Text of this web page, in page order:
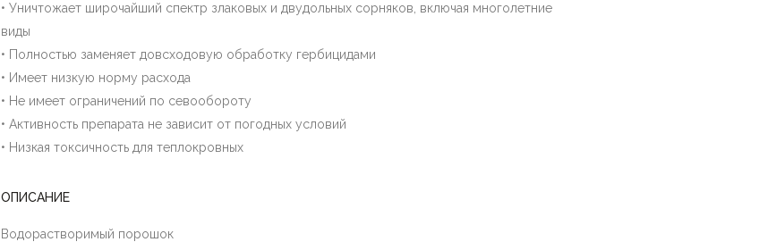
• Уничтожает широчайший спектр злаковых и двудольных сорняков, включая многолетние
виды
• Полностью заменяет довсходовую обработку гербицидами
• Имеет низкую норму расхода
• Не имеет ограничений по севообороту
• Активность препарата не зависит от погодных условий
• Низкая токсичность для теплокровных
ОПИСАНИЕ
Водорастворимый порошок